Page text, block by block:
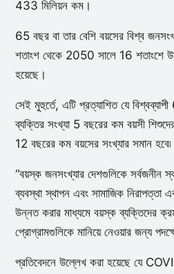
433 মিলিয়ন কম।
65 বছর বা তার বেশি বয়সের বিশ্ব
শতাংশ থেকে 2050 সালে 16 শতাংশে
হয়েছে।
সেই মুহুর্তে, এটি প্রত্যাশিত যে
ব্যক্তির সংখ্যা 5 বছরের কম বয়সী
12 বছরের কম বয়সের সংখ্যার সমান হবে৷
“বয়স্ক জনসংখ্যার দেশগুলিকে সর্বজনীন
ব্যবস্থা স্থাপন এবং সামাজিক নিরাপত্তা
উন্নত করার মাধ্যমে বয়স্ক ব্যক্তিদের
প্রোগ্রামগুলিকে মানিয়ে নেওয়ার জন্য
প্রতিবেদনে উল্লেখ করা হয়েছে যে